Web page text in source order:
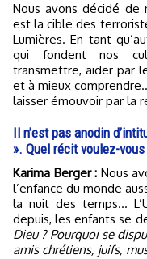
Nous avons décidé de
est la cible des
Lumières. En tant
qui fondent nos
transmettre, aider par
et à mieux
laisser émouvoir par la
Il n’est pas anodin
». Quel récit voulez-
Karima Berger : Nous
l’enfance du monde
la nuit des temps…
depuis, les enfants se
Dieu ? Pourquoi se
amis chrétiens, juifs,